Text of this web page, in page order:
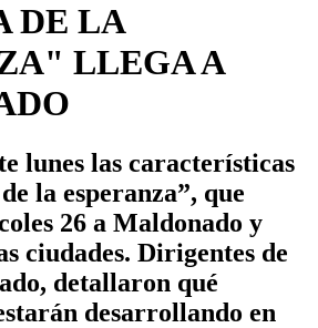
DE LA
LLEGA A
lunes las características
la esperanza”, que
26 a Maldonado y
ciudades. Dirigentes de
detallaron qué
desarrollando en